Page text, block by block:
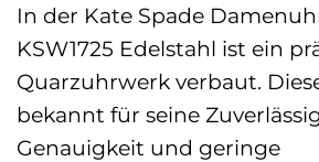
In der Kate Spade
KSW1725 Edelstahl ist ein
Quarzuhrwerk verbaut.
bekannt für seine
Genauigkeit und geringe